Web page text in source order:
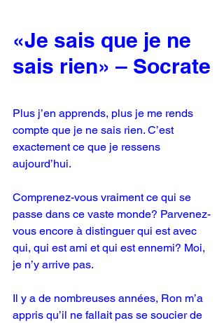
«Je sais que je ne
sais rien» – Socrate
Plus j’en apprends, plus je me rends
compte que je ne sais rien. C’est
exactement ce que je ressens
aujourd’hui.
Comprenez-vous vraiment ce qui se
passe dans ce vaste monde? Parvenez-
vous encore à distinguer qui est avec
qui, qui est ami et qui est ennemi? Moi,
je n’y arrive pas.
Il y a de nombreuses années, Ron m’a
appris qu’il ne fallait pas se soucier de